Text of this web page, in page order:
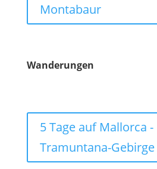
Montabaur
Wanderungen
5 Tage auf Mallorca -
Tramuntana-Gebirge